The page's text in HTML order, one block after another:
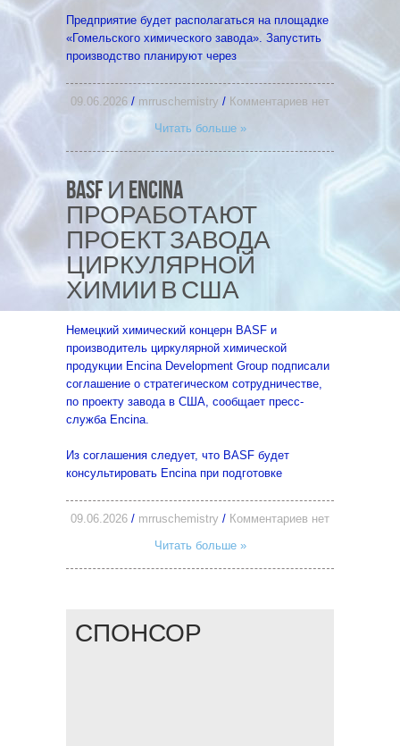
Предприятие будет располагаться на площадке
«Гомельского химического завода». Запустить
производство планируют через
09.06.2026 / mrruschemistry / Комментариев нет
Читать больше »
BASF И ENCINA
ПРОРАБОТАЮТ
ПРОЕКТ ЗАВОДА
ЦИРКУЛЯРНОЙ
ХИМИИ В США
Немецкий химический концерн BASF и
производитель циркулярной химической
продукции Encina Development Group подписали
соглашение о стратегическом сотрудничестве,
по проекту завода в США, сообщает пресс-
служба Encina.
Из соглашения следует, что BASF будет
консультировать Encina при подготовке
09.06.2026 / mrruschemistry / Комментариев нет
Читать больше »
СПОНСОР